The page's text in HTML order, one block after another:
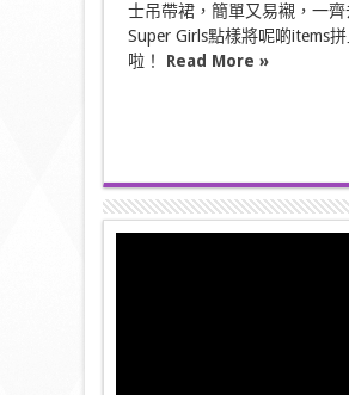
士吊帶裙，簡單又易襯，一齊
Super Girls點樣將呢啲items
啦！ Read More »